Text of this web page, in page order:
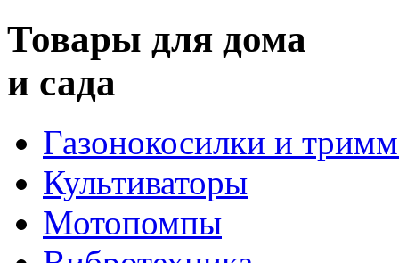
Товары для дома
и сада
Газонокосилки и
Культиваторы
Мотопомпы